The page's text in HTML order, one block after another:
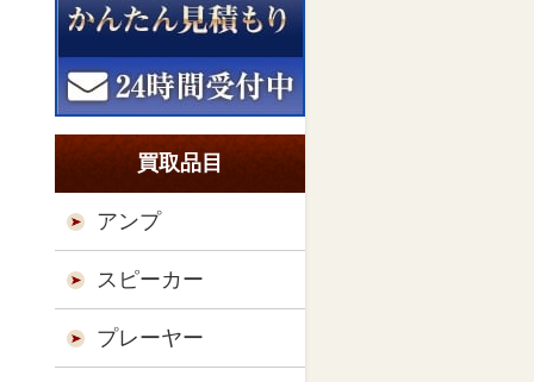
買取品目
アンプ
スピーカー
プレーヤー